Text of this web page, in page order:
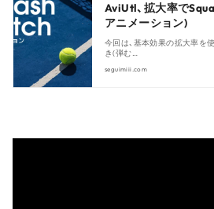
AviUtl、拡大率で
アニメーション)
今回は、基本効果の拡大率を
き(弾む…
seguimiii.com